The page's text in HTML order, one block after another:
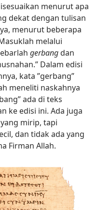
menurut apa
dekat dengan tulisan
menurut beberapa
melalui
gerbangdan
Dalam edisi
kata ”gerbang”
meneliti naskahnya
ada di teks
ke edisi ini. Ada juga
mirip, tapi
dan tidak ada yang
Firman Allah.